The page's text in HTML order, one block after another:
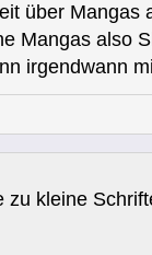
über
Mangas also
irgendwann
kleine